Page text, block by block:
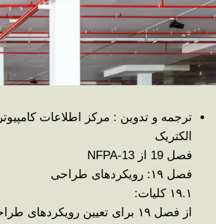
ترجمه و تدوین : مرکز اطلاعات
الکتریک
فصل 19 از
NFPA-13
فصل ۱۹:
رویکردهای طراحی
۱۹.۱ کلیات:
از فصل ۱۹ برای تعیین رویکردهای